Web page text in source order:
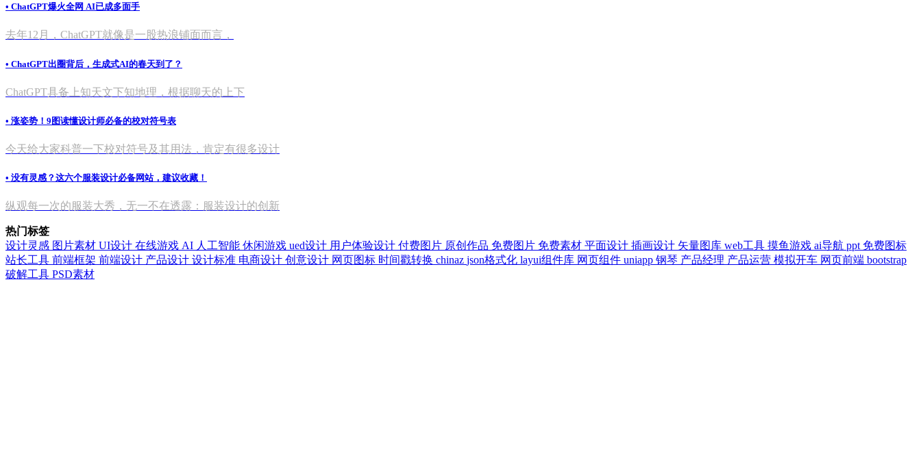
• ChatGPT爆火全网 AI已成多面手
去年12月，ChatGPT就像是一股热浪铺面而言，
• ChatGPT出圈背后，生成式AI的春天到了？
ChatGPT具备上知天文下知地理，根据聊天的上下
• 涨姿势！9图读懂设计师必备的校对符号表
今天给大家科普一下校对符号及其用法，肯定有很多设计
• 没有灵感？这六个服装设计必备网站，建议收藏！
纵观每一次的服装大秀，无一不在透露：服装设计的创新
热门标签
设计灵感 图片素材 UI设计 在线游戏 AI 人工智能 休闲游戏 ued设计 用户体验设计 付费图片 原创作品 免费图片 免费素材 平面设计 插画设计 矢量图库 web工具 摸鱼游戏 ai导航 ppt 免费图标
站长工具 前端框架 前端设计 产品设计 设计标准 电商设计 创意设计 网页图标 时间戳转换 chinaz json格式化 layui组件库 网页组件 uniapp 钢琴 产品经理 产品运营 模拟开车 网页前端 bootstrap
破解工具 PSD素材